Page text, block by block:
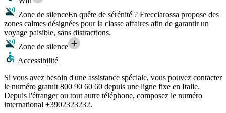
Zone de silenceEn quête de sérénité ? Frecciarossa propose des
zones calmes désignées pour la classe affaires afin de garantir un
voyage paisible, sans distractions.
Zone de silence
Accessibilité
Si vous avez besoin d'une assistance spéciale, vous pouvez contacter
le numéro gratuit 800 90 60 60 depuis une ligne fixe en Italie.
Depuis l'étranger ou tout autre téléphone, composez le numéro
international +3902323232.